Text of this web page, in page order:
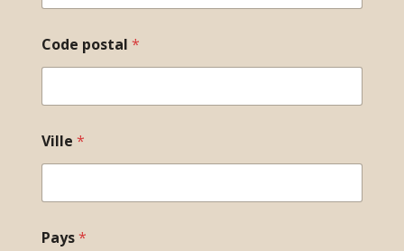
Code postal *
Ville *
Pays*